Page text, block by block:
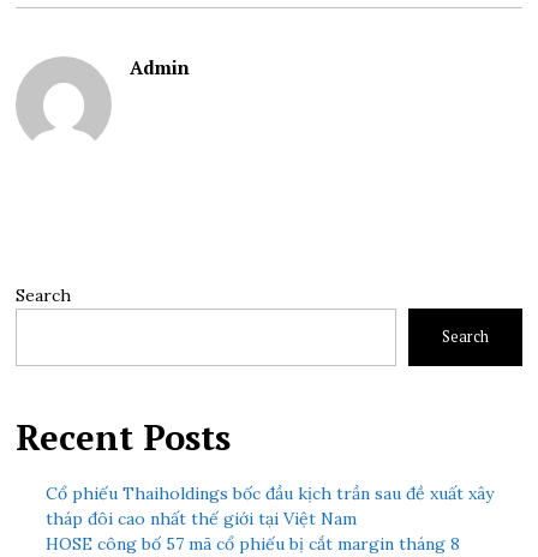
Admin
Search
Search
Recent Posts
Cổ phiếu Thaiholdings bốc đầu kịch trần sau đề xuất xây
tháp đôi cao nhất thế giới tại Việt Nam
HOSE công bố 57 mã cổ phiếu bị cắt margin tháng 8